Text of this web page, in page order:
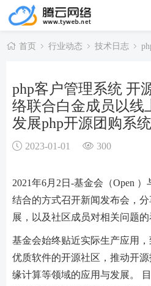
首页 行业动态 技术日志
php客户管理系统 开
络联合白金成员以线
发展php开源团购系统
2023-01-01 300
2021年6月2日-基金会（Open
结合的方式召开新闻发布会，
展，以及社区成员对相关问题的
基金会始终贴近实际生产应用
优质软件的开源社区，推动开
缘计算等领域的应用与发展。